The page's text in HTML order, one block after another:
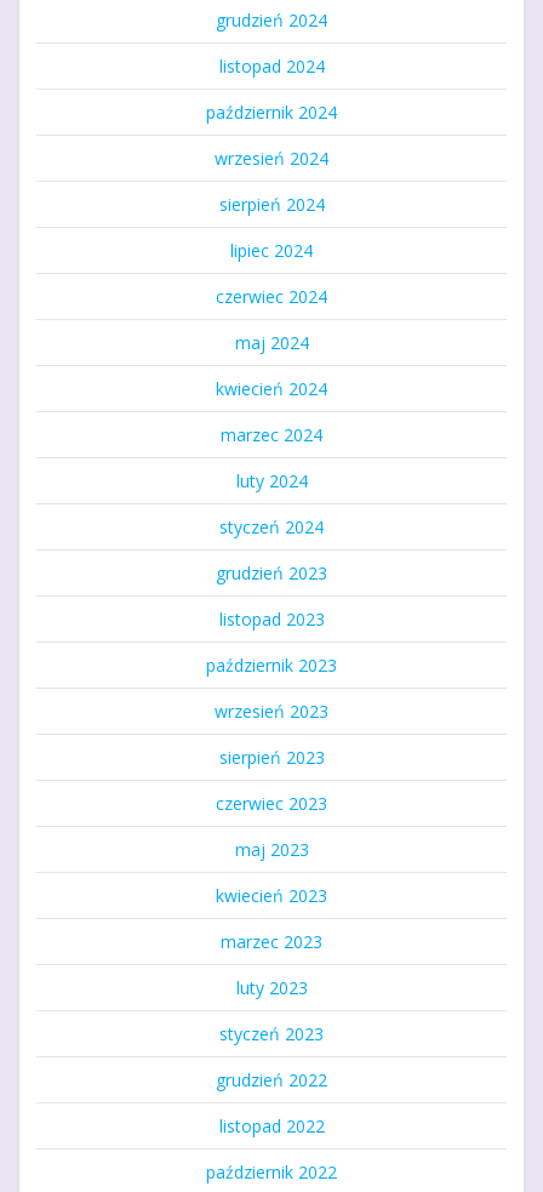
grudzień 2024
listopad 2024
październik 2024
wrzesień 2024
sierpień 2024
lipiec 2024
czerwiec 2024
maj 2024
kwiecień 2024
marzec 2024
luty 2024
styczeń 2024
grudzień 2023
listopad 2023
październik 2023
wrzesień 2023
sierpień 2023
czerwiec 2023
maj 2023
kwiecień 2023
marzec 2023
luty 2023
styczeń 2023
grudzień 2022
listopad 2022
październik 2022